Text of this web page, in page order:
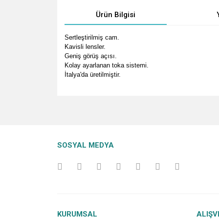
Ürün Bilgisi
Sertleştirilmiş cam.
Kavisli lensler.
Geniş görüş açısı.
Kolay ayarlanan toka sistemi.
İtalya'da üretilmiştir.
Ürün açıklamasında eksik bilgiler bulunuyor.
SOSYAL MEDYA
KURUMSAL